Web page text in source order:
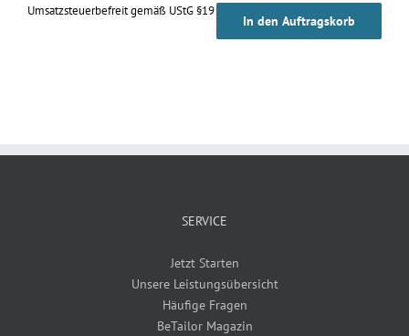
In den Auftragskorb
Umsatzsteuerbefreit gemäß UStG §19
SERVICE
Jetzt Starten
Unsere Leistungsübersicht
Häufige Fragen
BeTailor Magazin